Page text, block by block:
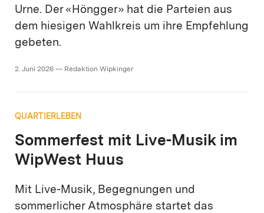
Urne. Der «Höngger» hat die Parteien aus
dem hiesigen Wahlkreis um ihre Empfehlung
gebeten.
2. Juni 2026 — Redaktion Wipkinger
QUARTIERLEBEN
Sommerfest mit Live-Musik im
WipWest Huus
Mit Live-Musik, Begegnungen und
sommerlicher Atmosphäre startet das